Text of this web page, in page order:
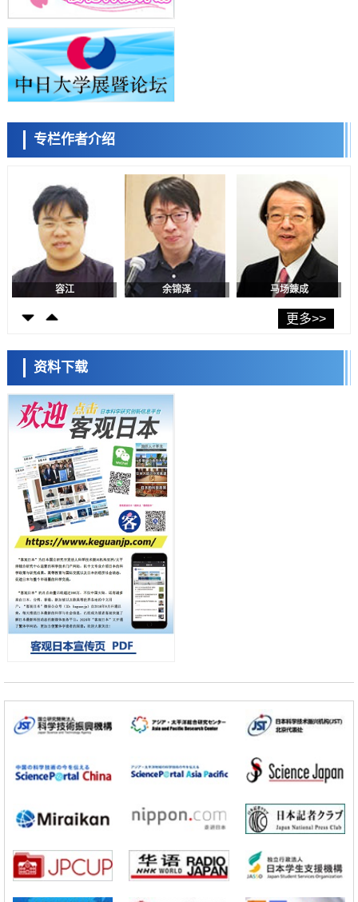
九州大学揭示夜间眼压升高机制：两种激素波动叠加所致
科学研究
东京都产技研采用新手法开发出可稳定工作至300℃的介电材料，已验
证电容器可在汽车发动机等高温环境下工作
经济・社会
日本生成式AI使用者占比一年内翻倍，但与中美德仍有较大差距
政策
日本修订首都直下型地震紧急对策：目标为死亡人数至少减半，重点强
化火灾防控
福井大学发现细胞记忆过往并抑制反应的机制，阐明即便DNA相同反应
迥异之谜
科学研究
神户大学确认口服癌症疫苗B440单药给药的安全性，在转移性尿路上皮
癌患者中开展临床试验
日本发布《令和8年版科学技术与创新白皮书》，解读第七期基本计划
首年度政策方向
科学研究
东京大学发现可诱导细胞死亡的新型信使物质
东京都健康长寿医疗中心跨器官揭示衰老过程中的糖链变化
科学研究
产总研无需石油利用松脂制备石墨前驱体，可作为电池电极材料
科学研究
东京大学和海上保安厅等发现南海海槽沿线板块边界锁定状态存在区域
差异
政策
日本第2次医疗研究开发调整费，根据一线实际情况和需求分配99.3亿
日元
科学研究
千叶大学鉴定出导致难治性疾病“肺高血压症”恶化的蛋白质“MYL9/12”，
会引发血管结构恶化
科学研究
京都大学高效生成光的构成单元“光子”，可应用于量子计算机
科学研究
开发出300亿年仅误差1秒的光晶格钟，构建网络将其打造为下一代社会
基础设施
经济・社会
大阪大学开发出膜脂质可视化工具，使脂质探针的高效开发成为可能
科学研究
带大量基因的人工细胞
政策
科学研究
京都大学高效生成光的构成单元“光子”，可应用于量子计算机
科学研究
开发出300亿年仅误差1秒的光晶格钟，构建网络将其打造为下一代社会
专栏作者介绍
小岩井忠道
陈小牧 李鸥 安宁
容江 余锦泽 马场錬成
日本科学未来馆 科学交
流员
小岩井忠道 泷川 进
更多>>
资料下载